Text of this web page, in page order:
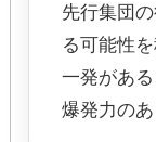
先行集団
る可能性
一発があ
爆発力の